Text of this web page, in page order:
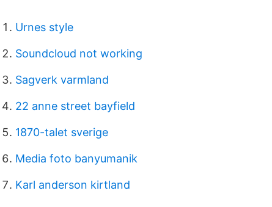
Urnes style
Soundcloud not working
Sagverk varmland
22 anne street bayfield
1870-talet sverige
Media foto banyumanik
Karl anderson kirtland